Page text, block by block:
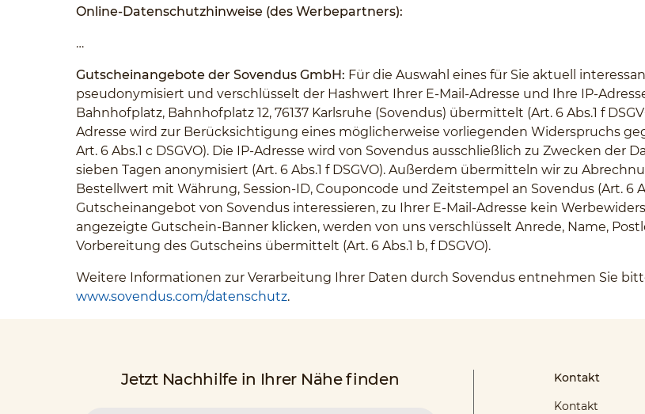
Online-Datenschutzhinweise (des Werbepartners):
…
Gutscheinangebote der Sovendus GmbH: Für die Auswahl eines für Sie aktuell
pseudonymisiert und verschlüsselt der Hashwert Ihrer E-Mail-Adresse und Ihre IP-
Bahnhofplatz, Bahnhofplatz 12, 76137 Karlsruhe (Sovendus) übermittelt (Art. 6 Abs.1 f
Adresse wird zur Berücksichtigung eines möglicherweise vorliegenden Widerspruchs
Art. 6 Abs.1 c DSGVO). Die IP-Adresse wird von Sovendus ausschließlich zu Zwecken
sieben Tagen anonymisiert (Art. 6 Abs.1 f DSGVO). Außerdem übermitteln wir zu
Bestellwert mit Währung, Session-ID, Couponcode und Zeitstempel an Sovendus (Art. 6
Gutscheinangebot von Sovendus interessieren, zu Ihrer E-Mail-Adresse kein
angezeigte Gutschein-Banner klicken, werden von uns verschlüsselt Anrede, Name,
Vorbereitung des Gutscheins übermittelt (Art. 6 Abs.1 b, f DSGVO).
Weitere Informationen zur Verarbeitung Ihrer Daten durch Sovendus entnehmen Sie
www.sovendus.com/datenschutz.
Jetzt Nachhilfe in Ihrer Nähe finden
Kontakt
Kontakt